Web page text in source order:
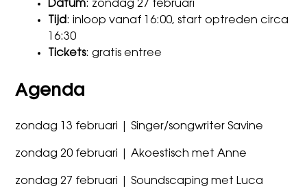
Datum: zondag 27 februari
Tijd: inloop vanaf 16:00, start optreden circa
16:30
Tickets: gratis entree
Agenda
zondag 13 februari | Singer/songwriter Savine
zondag 20 februari | Akoestisch met Anne
zondag 27 februari | Soundscaping met Luca